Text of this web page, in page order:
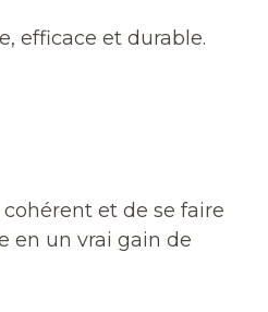
efficace et durable.
et de se faire
en un vrai gain de